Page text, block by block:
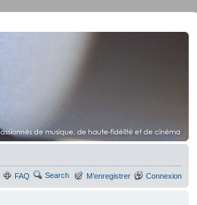
FAQ Search M’enregistrer Connexion